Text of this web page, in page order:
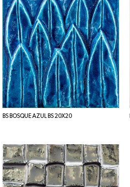
BS BOSQUE AZUL BS 20X20